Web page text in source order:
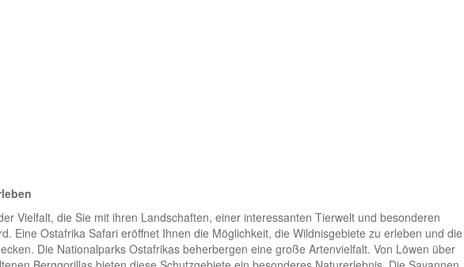
Vielfalt, die Sie mit ihren Landschaften, einer interessanten Tierwelt und besonderen
Eine Ostafrika Safari eröffnet Ihnen die Möglichkeit, die Wildnisgebiete zu erleben und die
Die Nationalparks Ostafrikas beherbergen eine große Artenvielfalt. Von Löwen über